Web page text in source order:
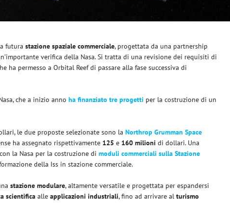
futurastazione spaziale commerciale, progettata da una partnership
verifica della Nasa. Si tratta di una revisione dei requisiti di
ha permesso a Orbital Reef di passare alla fase successiva di
che a inizio annoha finanziato tre progetti per la costruzione di un
le due proposte selezionate sono laNorthrop Grumman Space
ha assegnato rispettivamente 125 e 160 milioni di dollari. Una
la Nasa per la costruzione dimoduli commerciali sulla Stazione
della Iss in stazione commerciale.
stazione modulare, altamente versatile e progettata per espandersi
scientifica alleapplicazioni industriali, fino ad arrivare alturismo